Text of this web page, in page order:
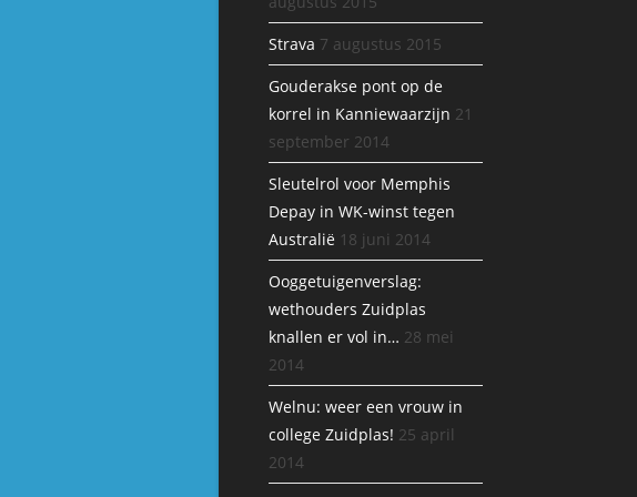
Strava 7 augustus 2015
Gouderakse pont op de
korrel in Kanniewaarzijn 21
september 2014
Sleutelrol voor Memphis
Depay in WK-winst tegen
Australië 18 juni 2014
Ooggetuigenverslag:
wethouders Zuidplas
knallen er vol in… 28 mei
2014
Welnu: weer een vrouw in
college Zuidplas! 25 april
2014